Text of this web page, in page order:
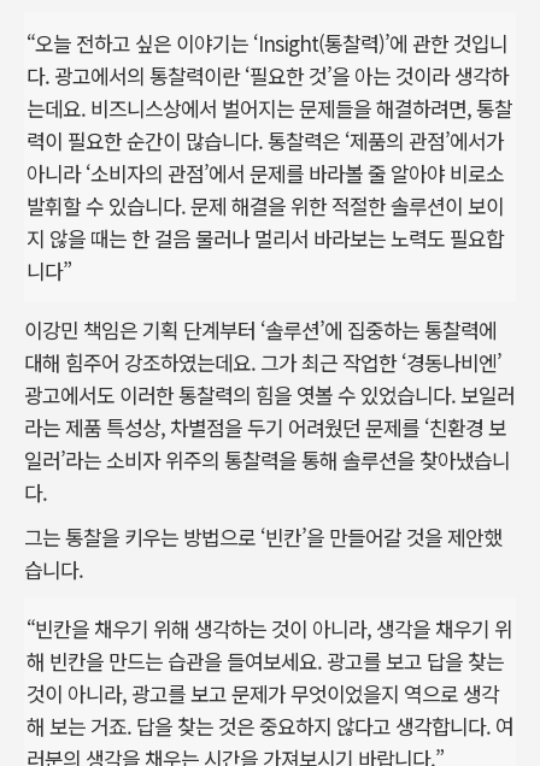
“오늘 전하고 싶은 이야기는 ‘Insight(통찰력)’에 관한 것입니
다. 광고에서의 통찰력이란 ‘필요한 것’을 아는 것이라 생각하
는데요. 비즈니스상에서 벌어지는 문제들을 해결하려면, 통찰
력이 필요한 순간이 많습니다. 통찰력은 ‘제품의 관점’에서가
아니라 ‘소비자의 관점’에서 문제를 바라볼 줄 알아야 비로소
발휘할 수 있습니다. 문제 해결을 위한 적절한 솔루션이 보이
지 않을 때는 한 걸음 물러나 멀리서 바라보는 노력도 필요합
니다”
이강민 책임은 기획 단계부터 ‘솔루션’에 집중하는 통찰력에
대해 힘주어 강조하였는데요. 그가 최근 작업한 ‘경동나비엔’
광고에서도 이러한 통찰력의 힘을 엿볼 수 있었습니다. 보일러
라는 제품 특성상, 차별점을 두기 어려웠던 문제를 ‘친환경 보
일러’라는 소비자 위주의 통찰력을 통해 솔루션을 찾아냈습니
다.
그는 통찰을 키우는 방법으로 ‘빈칸’을 만들어갈 것을 제안했
습니다.
“빈칸을 채우기 위해 생각하는 것이 아니라, 생각을 채우기 위
해 빈칸을 만드는 습관을 들여보세요. 광고를 보고 답을 찾는
것이 아니라, 광고를 보고 문제가 무엇이었을지 역으로 생각
해 보는 거죠. 답을 찾는 것은 중요하지 않다고 생각합니다. 여
러분의 생각을 채우는 시간을 가져보시기 바랍니다.”